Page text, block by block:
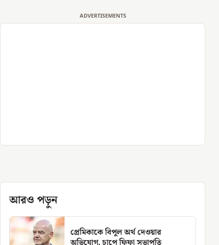
ADVERTISEMENTS
আরও পড়ুন
প্রেমিকাকে বিপুল অর্থ দেওয়ার